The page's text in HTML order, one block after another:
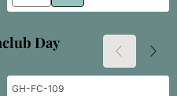
Day
Artikelnummer
GH-FC-109